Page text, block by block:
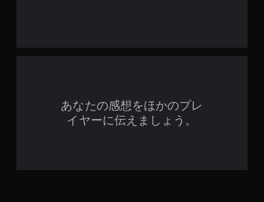
あなたの感想をほかのプレ
イヤーに伝えましょう。